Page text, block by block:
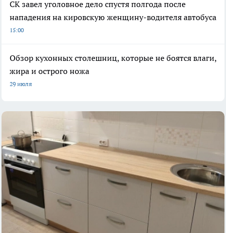
СК завел уголовное дело спустя полгода после
нападения на кировскую женщину-водителя автобуса
15:00
Обзор кухонных столешниц, которые не боятся влаги,
жира и острого ножа
29 июля